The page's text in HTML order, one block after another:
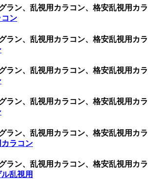
ラン、乱視用カラコン、格安乱視用カ
コン
ラン、乱視用カラコン、格安乱視用カ
ラン、乱視用カラコン、格安乱視用カ
ラン、乱視用カラコン、格安乱視用カ
ラン、乱視用カラコン、格安乱視用カ
ラコン
ラン、乱視用カラコン、格安乱視用カ
乱視用